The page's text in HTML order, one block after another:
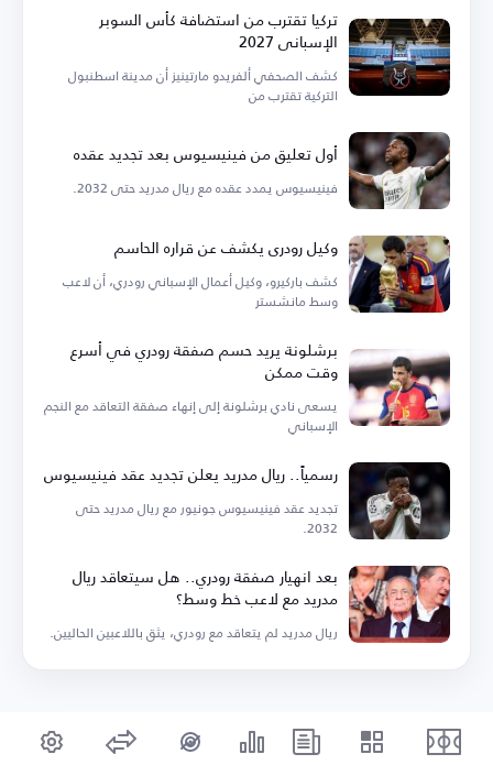
تركيا تقترب من استضافة كأس السوبر
الإسباني 2027
كشف الصحفي ألفريدو مارتينيز أن مدينة اسطنبول
التركية تقترب من
أول تعليق من فينيسيوس بعد تجديد عقده
فينيسيوس يمدد عقده مع ريال مدريد حتى 2032.
وكيل رودري يكشف عن قراره الحاسم
كشف باركيرو، وكيل أعمال الإسباني رودري، أن لاعب
وسط مانشستر
برشلونة يريد حسم صفقة رودري في أسرع
وقت ممكن
يسعى نادي برشلونة إلى إنهاء صفقة التعاقد مع النجم
الإسباني
رسمياً.. ريال مدريد يعلن تجديد عقد فينيسيوس
تجديد عقد فينيسيوس جونيور مع ريال مدريد حتى
2032.
بعد انهيار صفقة رودري.. هل سيتعاقد ريال
مدريد مع لاعب خط وسط؟
ريال مدريد لم يتعاقد مع رودري، يثق باللاعبين الحاليين.